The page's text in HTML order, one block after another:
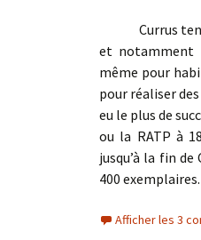
Currus tenta
et notamment
même pour
pour réaliser
eu le plus de
ou la RATP à
jusqu’à la fin
400 exemplaires.
Afficher les 3